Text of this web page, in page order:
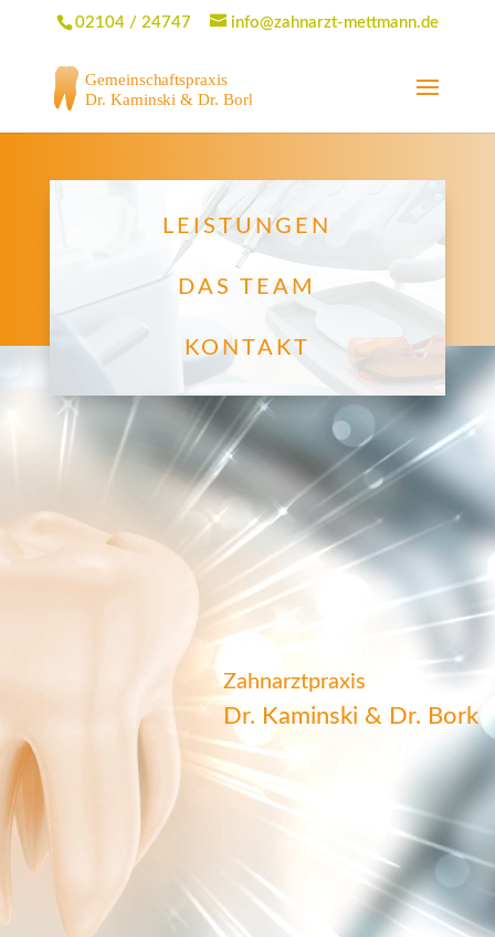
02104 / 24747 info@zahnarzt-mettmann.de
LEISTUNGEN
DAS TEAM
KONTAKT
Zahnarztpraxis
Dr. Kaminski & Dr. Bork